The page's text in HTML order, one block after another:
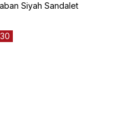
Siyah Sandalet
30